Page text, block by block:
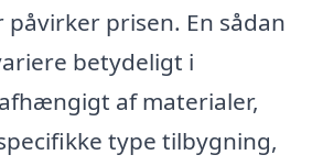
prisen. En sådan
betydeligt i
af materialer,
type tilbygning,